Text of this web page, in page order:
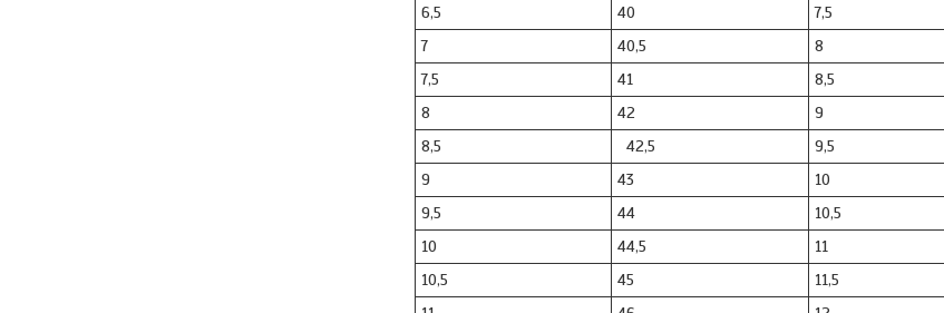
6,5
40 7,5
7
40,5 8
7,5
41 8,5
8
42 9
8,5
42,5 9,5
9
43 10
9,5
44 10,5
10
44,5 11
10,5
45 11,5